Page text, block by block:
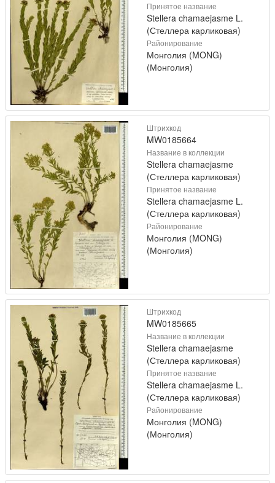
Принятое название
Stellera chamaejasme L.
(Стеллера карликовая)
Районирование
Монголия (MONG)
(Монголия)
Штрихкод
MW0185664
Название в коллекции
Stellera chamaejasme
(Стеллера карликовая)
Принятое название
Stellera chamaejasme L.
(Стеллера карликовая)
Районирование
Монголия (MONG)
(Монголия)
Штрихкод
MW0185665
Название в коллекции
Stellera chamaejasme
(Стеллера карликовая)
Принятое название
Stellera chamaejasme L.
(Стеллера карликовая)
Районирование
Монголия (MONG)
(Монголия)